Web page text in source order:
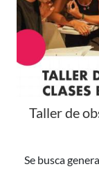
Taller de
Se busca